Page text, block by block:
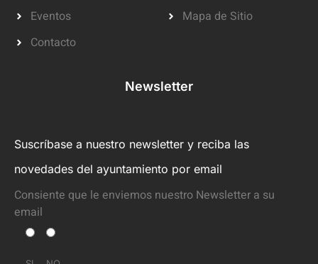
Eventos
Contacto
Mapa de Sitio
Newsletter
Suscríbase a nuestro newsletter y reciba las
novedades del ayuntamiento por email
Consiente que le enviemos nuestro Newsletter a su
email